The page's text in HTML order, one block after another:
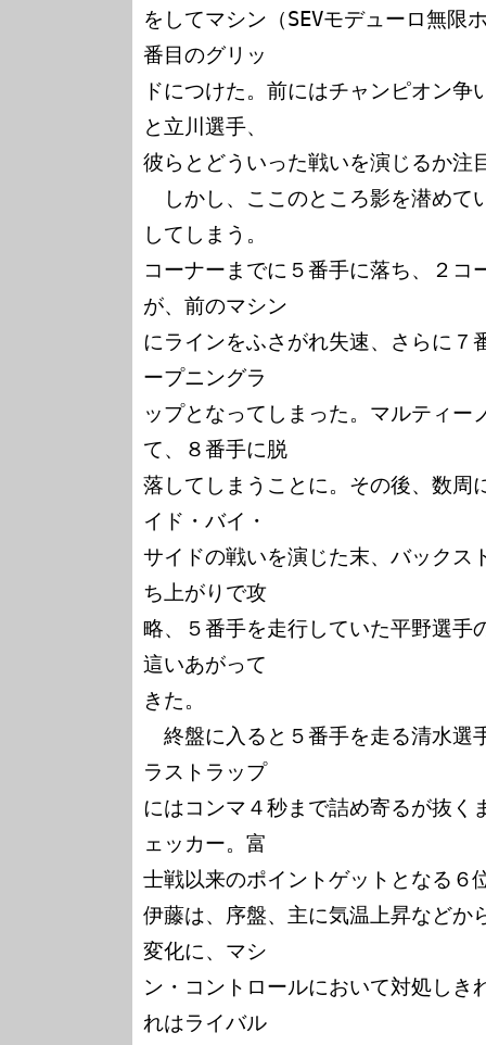
をしてマシン（SEVモデューロ無限
番目のグリッ
ドにつけた。前にはチャンピオン
と立川選手、
彼らとどういった戦いを演じるか注
しかし、ここのところ影を潜めて
してしまう。
コーナーまでに５番手に落ち、２コ
が、前のマシン
にラインをふさがれ失速、さらに７
ープニングラ
ップとなってしまった。マルティー
て、８番手に脱
落してしまうことに。その後、数周
イド・バイ・
サイドの戦いを演じた末、バックス
ち上がりで攻
略、５番手を走行していた平野選手
這いあがって
きた。
終盤に入ると５番手を走る清水選
ラストラップ
にはコンマ４秒まで詰め寄るが抜く
ェッカー。富
士戦以来のポイントゲットとなる６
伊藤は、序盤、主に気温上昇などか
変化に、マシ
ン・コントロールにおいて対処しき
れはライバル